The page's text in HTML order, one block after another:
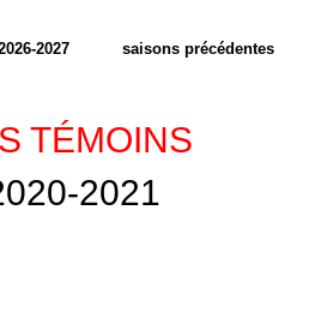
2027 saisons précédentes
TÉMOINS
2021